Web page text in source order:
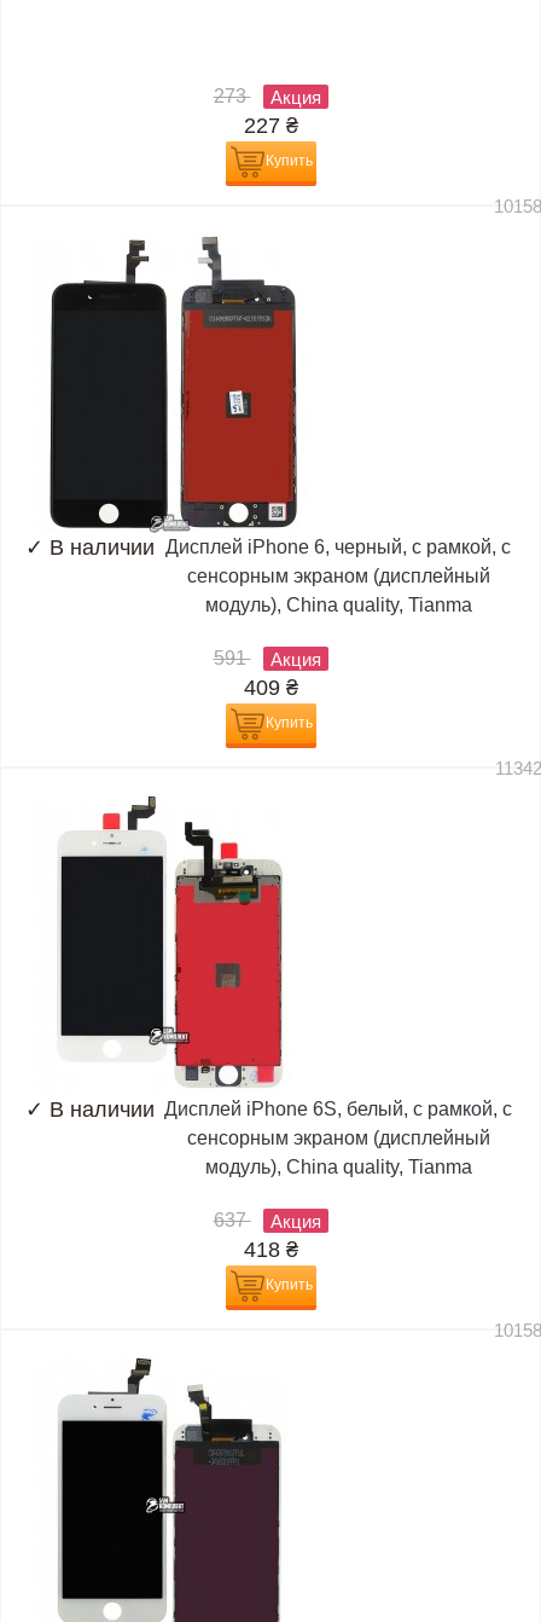
273 Акция
227 ₴
Купить
✓ В наличии Дисплей iPhone 6, черный, с рамкой, с
сенсорным экраном (дисплейный
модуль), China quality, Tianma
591 Акция
409 ₴
Купить
✓ В наличии Дисплей iPhone 6S, белый, с рамкой, с
сенсорным экраном (дисплейный
модуль), China quality, Tianma
637 Акция
418 ₴
Купить